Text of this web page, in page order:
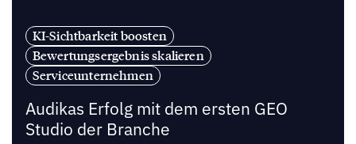
KI-Sichtbarkeit boosten
Bewertungsergebnis skalieren
Serviceunternehmen
Audikas Erfolg mit dem ersten GEO
Studio der Branche